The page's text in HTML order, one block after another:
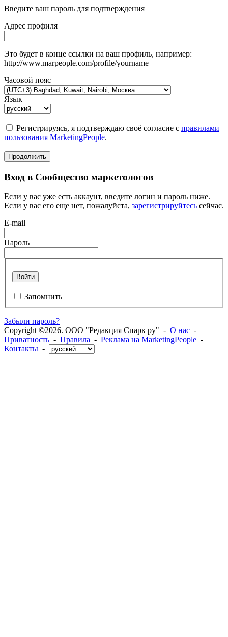
Введите ваш пароль для подтверждения
Адрес профиля
Это будет в конце ссылки на ваш профиль, например:
http://www.marpeople.com/profile/yourname
Часовой пояс
Язык
Регистрируясь, я подтверждаю своё согласие с правилами
пользования MarketingPeople.
Продолжить
Вход в Сообщество маркетологов
Если у вас уже есть аккаунт, введите логин и пароль ниже.
Если у вас его еще нет, пожалуйста, зарегистрируйтесь сейчас.
E-mail
Пароль
Войти
Запомнить
Забыли пароль?
Copyright ©2026. ООО "Редакция Спарк ру" - О нас -
Приватность - Правила - Реклама на MarketingPeople -
Контакты -